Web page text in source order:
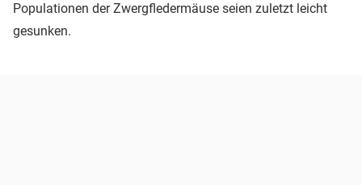
Populationen der Zwergfledermäuse seien zuletzt leicht
gesunken.